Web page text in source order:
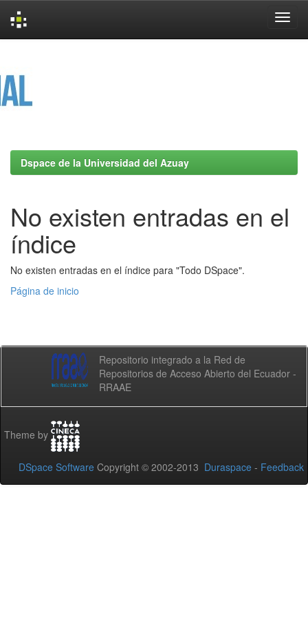
Dspace de la Universidad del Azuay
No existen entradas en el
índice
No existen entradas en el índice para "Todo DSpace".
Página de inicio
Repositorio integrado a la Red de
Repositorios de Acceso Abierto del Ecuador -
RRAAE
Theme by
DSpace Software Copyright © 2002-2013 Duraspace - Feedback